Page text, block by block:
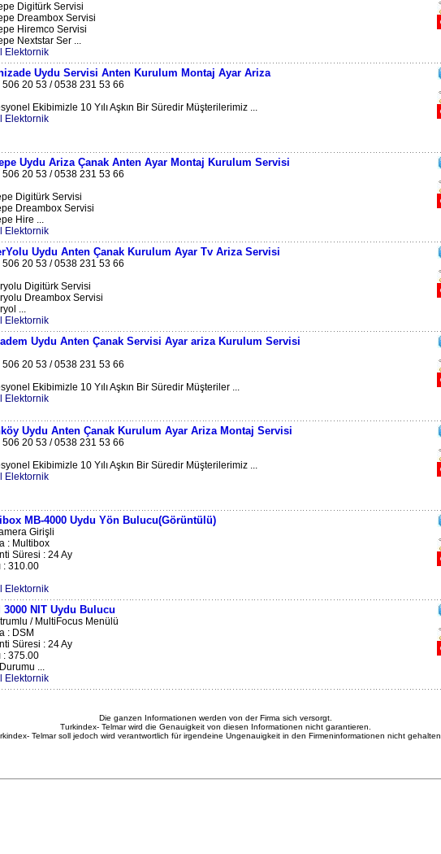
Digitürk Servisi
Dreambox Servisi
Hiremco Servisi
Nextstar Ser ...
Elektornik
Uydu Servisi Anten Kurulum Montaj Ayar Ariza
506 20 53 / 0538 231 53 66
Ekibimizle 10 Yılı Aşkın Bir Süredir Müşterilerimiz ...
Elektornik
Uydu Ariza Çanak Anten Ayar Montaj Kurulum Servisi
506 20 53 / 0538 231 53 66
Digitürk Servisi
Dreambox Servisi
Hire ...
Elektornik
Uydu Anten Çanak Kurulum Ayar Tv Ariza Servisi
506 20 53 / 0538 231 53 66
Digitürk Servisi
Dreambox Servisi
...
Elektornik
Uydu Anten Çanak Servisi Ayar ariza Kurulum Servisi
506 20 53 / 0538 231 53 66
Ekibimizle 10 Yılı Aşkın Bir Süredir Müşteriler ...
Elektornik
Uydu Anten Çanak Kurulum Ayar Ariza Montaj Servisi
506 20 53 / 0538 231 53 66
Ekibimizle 10 Yılı Aşkın Bir Süredir Müşterilerimiz ...
Elektornik
MB-4000 Uydu Yön Bulucu(Görüntülü)
Girişli
: Multibox
Süresi : 24 Ay
: 310.00
Elektornik
3000 NIT Uydu Bulucu
/ MultiFocus Menülü
: DSM
Süresi : 24 Ay
: 375.00
...
Elektornik
Die ganzen Informationen werden von der Firma sich versorgt.
Turkindex- Telmar wird die Genauigkeit von diesen Informationen nicht garantieren.
Telmar soll jedoch wird verantwortlich für irgendeine Ungenauigkeit in den Firmeninformationen nicht gehalten